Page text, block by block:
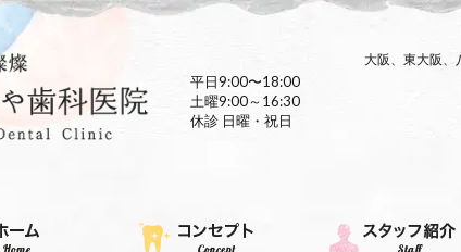
大阪、東大阪
平日9:00〜18:00
土曜9:00～16:30
休診 日曜・祝日